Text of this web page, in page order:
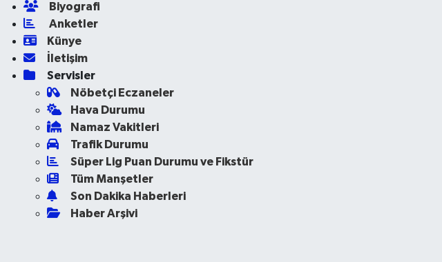
Biyografi
Anketler
Künye
İletişim
Servisler
Nöbetçi Eczaneler
Hava Durumu
Namaz Vakitleri
Trafik Durumu
Süper Lig Puan Durumu ve Fikstür
Tüm Manşetler
Son Dakika Haberleri
Haber Arşivi